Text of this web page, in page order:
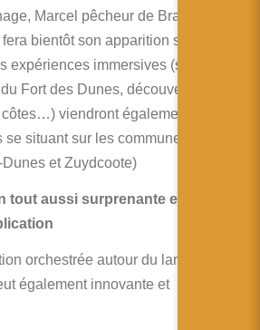
Marcel pêcheur de Bray Dunes,
bientôt son apparition sur
expériences immersives (survol de
Fort des Dunes, découverte des
viendront également
situant sur les communes de
et Zuydcoote)
tout aussi surprenante et
orchestrée autour du lancement
également innovante et